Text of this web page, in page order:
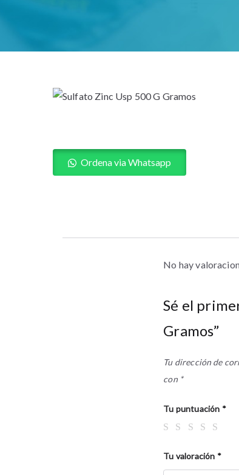
Ordena via Whatsapp
No hay
Sé el
Gramos”
Tu dirección de
con *
Tu puntuación *
Tu valoración *